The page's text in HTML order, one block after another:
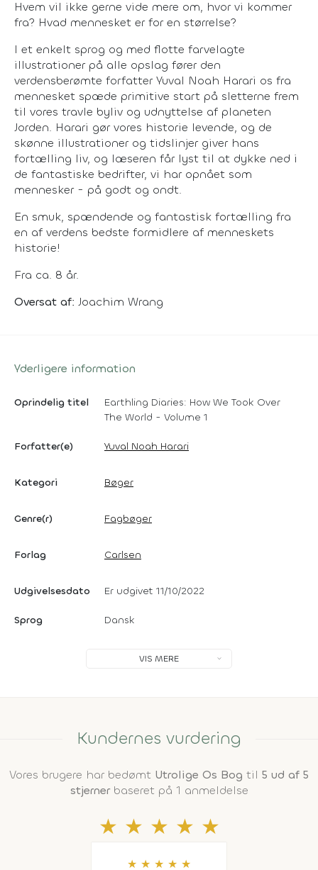
Hvem vil ikke gerne vide mere om, hvor vi kommer
fra? Hvad mennesket er for en størrelse?
I et enkelt sprog og med flotte farvelagte
illustrationer på alle opslag fører den
verdensberømte forfatter Yuval Noah Harari os fra
mennesket spæde primitive start på sletterne frem
til vores travle byliv og udnyttelse af planeten
Jorden. Harari gør vores historie levende, og de
skønne illustrationer og tidslinjer giver hans
fortælling liv, og læseren får lyst til at dykke ned i
de fantastiske bedrifter, vi har opnået som
mennesker - på godt og ondt.
En smuk, spændende og fantastisk fortælling fra
en af verdens bedste formidlere af menneskets
historie!
Fra ca. 8 år.
Oversat af: Joachim Wrang
Yderligere information
Oprindelig titel
Earthling Diaries: How We Took Over
The World - Volume 1
Forfatter(e) Yuval Noah Harari
Kategori Bøger
Genre(r) Fagbøger
Forlag Carlsen
Udgivelsesdato Er udgivet 11/10/2022
Sprog Dansk
VIS MERE
Kundernes vurdering
Vores brugere har bedømt Utrolige Os Bog til 5 ud af 5
stjernerbaseret på 1 anmeldelse
★ ★ ★ ★ ★
★ ★ ★ ★ ★